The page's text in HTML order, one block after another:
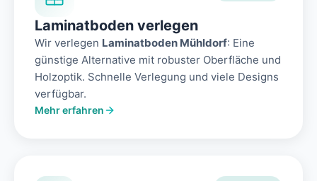
Laminatboden verlegen
Wir verlegen Laminatboden Mühldorf: Eine
günstige Alternative mit robuster Oberfläche und
Holzoptik. Schnelle Verlegung und viele Designs
verfügbar.
Mehr erfahren